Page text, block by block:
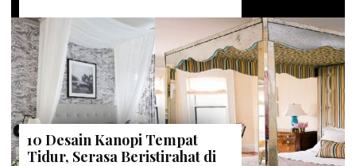
10 Desain Kanopi Tempat
Tidur, Serasa Beristirahat di